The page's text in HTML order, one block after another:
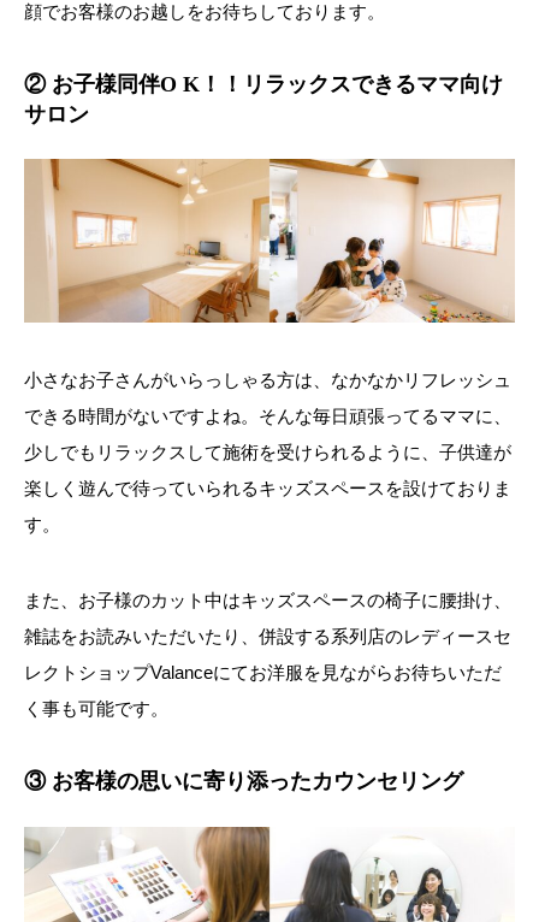
顔でお客様のお越しをお待ちしております。
② お子様同伴O K！！リラックスできるママ向け
サロン
小さなお子さんがいらっしゃる方は、なかなかリフレッシュ
できる時間がないですよね。そんな毎日頑張ってるママに、
少しでもリラックスして施術を受けられるように、子供達が
楽しく遊んで待っていられるキッズスペースを設けておりま
す。
また、お子様のカット中はキッズスペースの椅子に腰掛け、
雑誌をお読みいただいたり、併設する系列店のレディースセ
レクトショップValanceにてお洋服を見ながらお待ちいただ
く事も可能です。
③ お客様の思いに寄り添ったカウンセリング